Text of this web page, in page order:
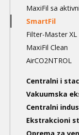
MaxiFil sa
SmartFil
Filter-Master XL
MaxiFil Clean
AirCO2NTROL
Centralni i
Vakuumska
Centralni
Ekstrakcioni